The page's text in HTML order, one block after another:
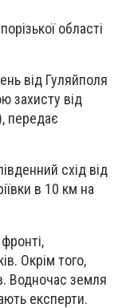
області
від Гуляйполя
захисту від
передає
схід від
в 10 км на
Окрім того,
Водночас земля
експерти.